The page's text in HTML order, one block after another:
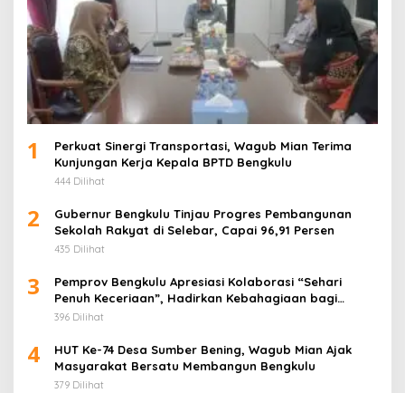
1
Perkuat Sinergi Transportasi, Wagub Mian Terima
Kunjungan Kerja Kepala BPTD Bengkulu
444 Dilihat
2
Gubernur Bengkulu Tinjau Progres Pembangunan
Sekolah Rakyat di Selebar, Capai 96,91 Persen
435 Dilihat
3
Pemprov Bengkulu Apresiasi Kolaborasi “Sehari
Penuh Keceriaan”, Hadirkan Kebahagiaan bagi
Puluhan Anak Panti Asuhan
396 Dilihat
4
HUT Ke-74 Desa Sumber Bening, Wagub Mian Ajak
Masyarakat Bersatu Membangun Bengkulu
379 Dilihat